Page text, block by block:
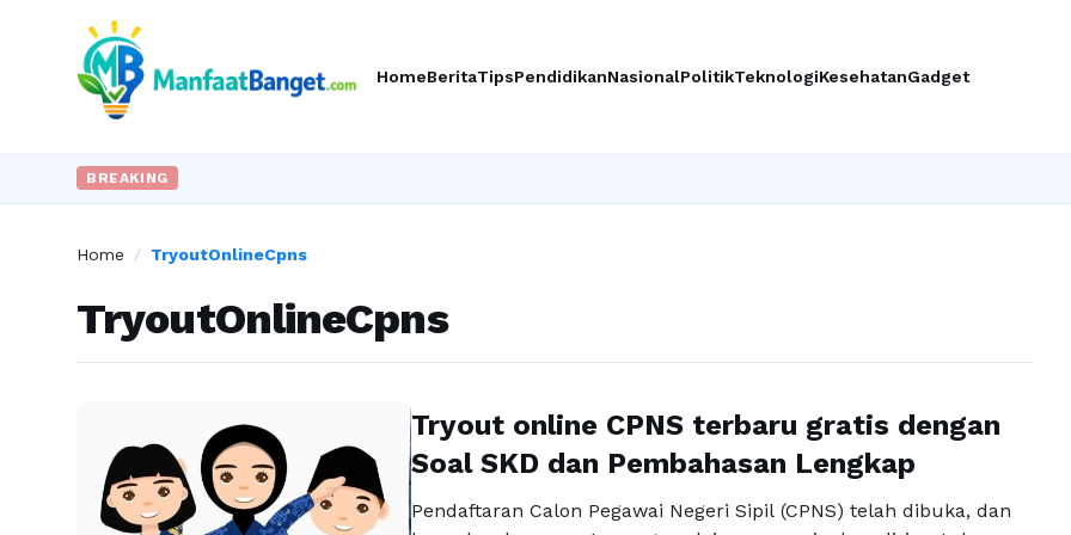
HomeBeritaTipsPendidikanNasionalPolitikTeknologiKesehatanGadget
BREAKING
Home / TryoutOnlineCpns
TryoutOnlineCpns
Tryout online CPNS terbaru gratis dengan
Soal SKD dan Pembahasan Lengkap
Pendaftaran Calon Pegawai Negeri Sipil (CPNS) telah dibuka, dan